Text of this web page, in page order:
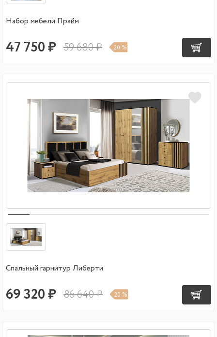
Набор мебели Прайм
47 750 ₽ 59 680 ₽ 20 %
Спальный гарнитур Либерти
69 320 ₽ 86 640 ₽ 20 %